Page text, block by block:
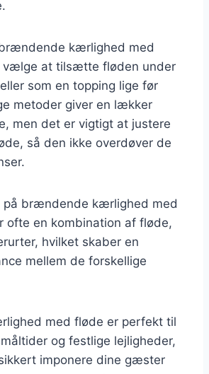
kærlighed med
vælge at tilsætte fløden under
som en topping lige før
metoder giver en lækker
men det er vigtigt at justere
så den ikke overdøver de
på brændende kærlighed med
ofte en kombination af fløde,
hvilket skaber en
mellem de forskellige
med fløde er perfekt til
og festlige lejligheder,
imponere dine gæster